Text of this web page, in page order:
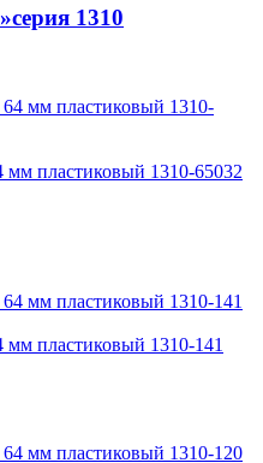
серия 1310
мм пластиковый 1310-65032
мм пластиковый 1310-141